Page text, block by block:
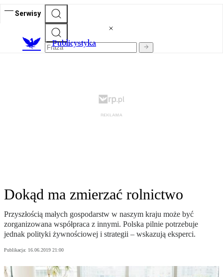
Serwisy
Publicystyka
Dokąd ma zmierzać rolnictwo
Przyszłością małych gospodarstw w naszym kraju może być
zorganizowana współpraca z innymi. Polska pilnie potrzebuje
jednak polityki żywnościowej i strategii – wskazują eksperci.
Publikacja: 16.06.2019 21:00